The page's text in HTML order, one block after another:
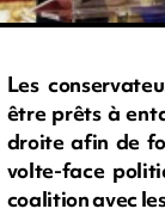
Les
être prêts à
droite afin de
volte-face
coalition avec